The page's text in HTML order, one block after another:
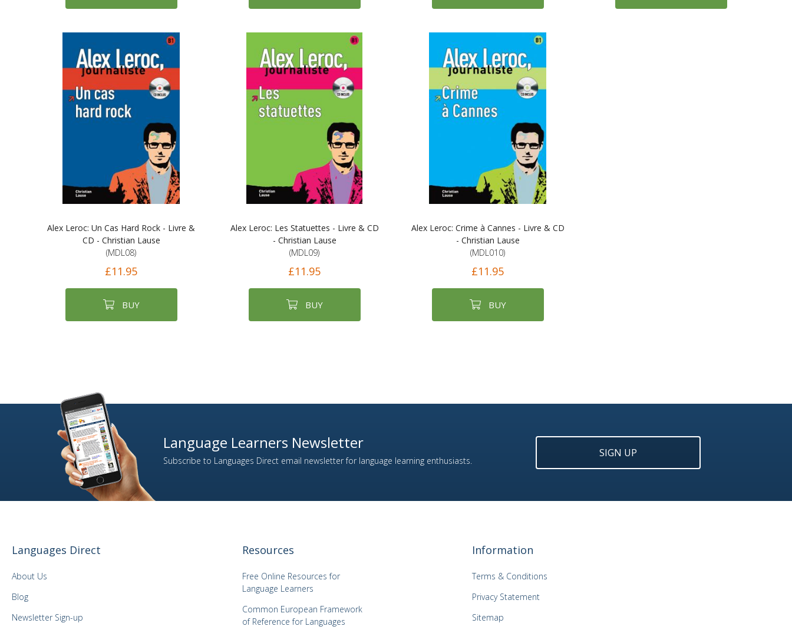
Alex Leroc: Un Cas Hard Rock - Livre &
CD - Christian Lause
(MDL08)
£11.95
BUY
Alex Leroc: Les Statuettes - Livre & CD
- Christian Lause
(MDL09)
£11.95
BUY
Alex Leroc: Crime à Cannes - Livre & CD
- Christian Lause
(MDL010)
£11.95
BUY
Language Learners Newsletter
Subscribe to Languages Direct email newsletter for language learning enthusiasts.
SIGN UP
Languages Direct
About Us
Blog
Newsletter Sign-up
Resources
Free Online Resources for
Language Learners
Common European Framework
of Reference for Languages
Information
Terms & Conditions
Privacy Statement
Sitemap